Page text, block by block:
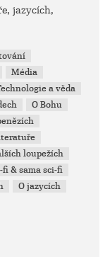
jazycích,
Média
a věda
O Bohu
loupežích
fi & sama sci-fi
O jazycích